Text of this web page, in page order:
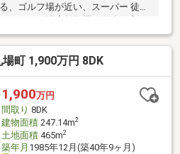
、ゴルフ場が近い、スーパー 徒歩
南側道路面す、閑静な住宅地、和
洗面化粧台、対面式キッチン、浴
ス、温水洗浄便座、浴室に窓、吹
好、シャッター車庫、ウォークイ
グヒーター、全室２面採光、高台
、周辺交通量少なめ、高機能トイ
町 1,900万円 8DK
1,900万円
間取り 8DK
建物面積247.14m2
土地面積465m2
築年月 1985年12月(築40年9ヶ月)